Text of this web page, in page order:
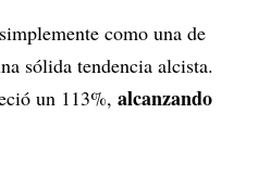
como una de
sólida tendencia alcista.
un 113%, alcanzando